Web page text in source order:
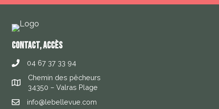
contact, accès
04 67 37 33 94
Chemin des pêcheurs
34350 – Valras Plage
info@lebellevue.com